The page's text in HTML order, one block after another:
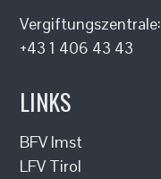
Vergiftungszentrale:
+43 1 406 43 43
LINKS
BFV Imst
LFV Tirol